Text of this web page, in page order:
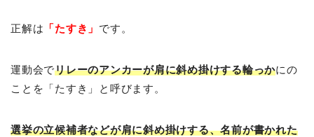
正解は 「たすき」 です。
運動会でリレーのアンカーが肩に斜め掛けする輪っかにの
ことを「たすき」と呼びます。
選挙の立候補者などが肩に斜め掛けする、名前が書かれた